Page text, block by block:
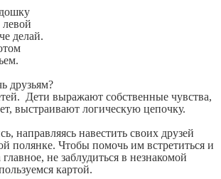
делай.
друзьям?
Дети выражают собственные чувства,
выстраивают логическую цепочку.
направляясь навестить своих друзей
полянке. Чтобы помочь им встретиться и
не заблудиться в незнакомой
картой.